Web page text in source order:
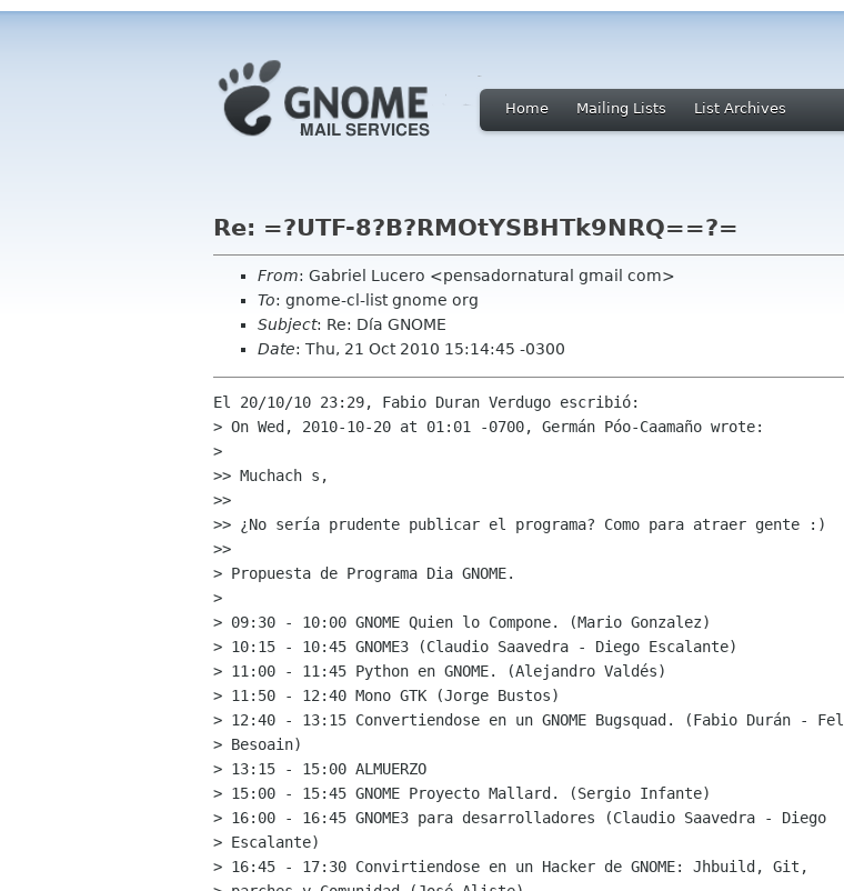
Home Mailing Lists List Archives
Re: =?UTF-8?B?RMOtYSBHTk9NRQ==?=
From: Gabriel Lucero <pensadornatural gmail com>
To: gnome-cl-list gnome org
Subject: Re: Día GNOME
Date: Thu, 21 Oct 2010 15:14:45 -0300
El 20/10/10 23:29, Fabio Duran Verdugo escribió:
> On Wed, 2010-10-20 at 01:01 -0700, Germán Póo-Caamaño wrote:
>
>> Muchach s,
>>
>> ¿No sería prudente publicar el programa? Como para atraer gente :)
>>
> Propuesta de Programa Dia GNOME.
>
> 09:30 - 10:00 GNOME Quien lo Compone. (Mario Gonzalez)
> 10:15 - 10:45 GNOME3 (Claudio Saavedra - Diego Escalante)
> 11:00 - 11:45 Python en GNOME. (Alejandro Valdés)
> 11:50 - 12:40 Mono GTK (Jorge Bustos)
> 12:40 - 13:15 Convertiendose en un GNOME Bugsquad. (Fabio Durán -
> Besoain)
> 13:15 - 15:00 ALMUERZO
> 15:00 - 15:45 GNOME Proyecto Mallard. (Sergio Infante)
> 16:00 - 16:45 GNOME3 para desarrolladores (Claudio Saavedra - Diego
> Escalante)
> 16:45 - 17:30 Convirtiendose en un Hacker de GNOME: Jhbuild, Git,